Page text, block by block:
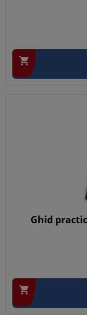

Ghid
